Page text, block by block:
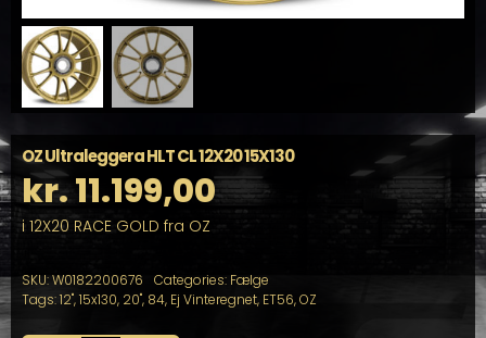
OZ Ultraleggera HLT CL 12X20 15X130
kr.11.199,00
i 12X20 RACE GOLD fra OZ
SKU:W0182200676 Categories: Fælge
Tags:12",15x130, 20", 84, Ej Vinteregnet, ET56,OZ